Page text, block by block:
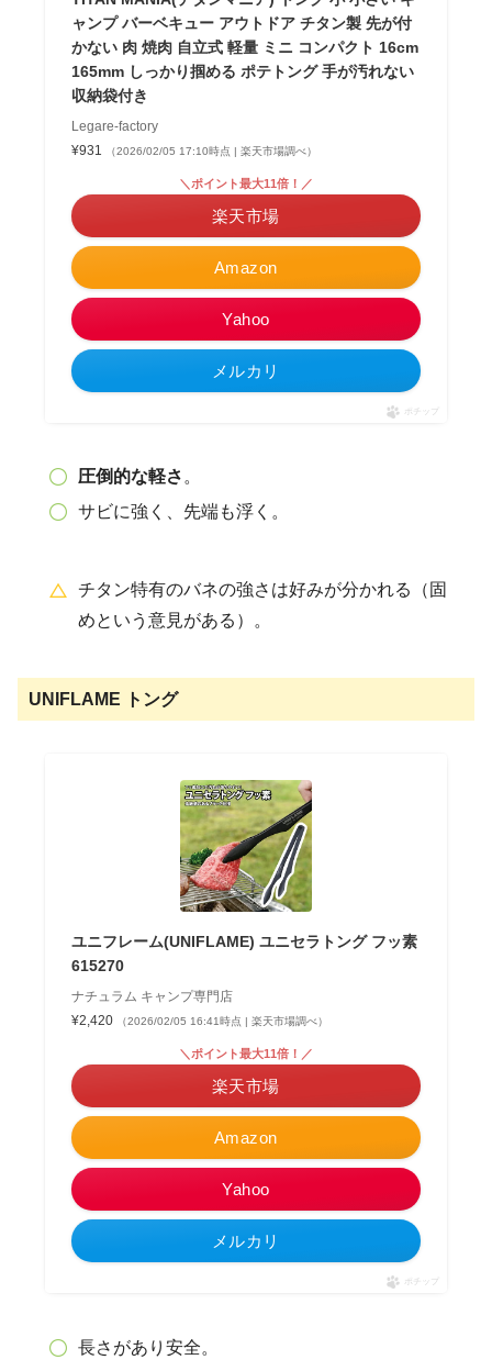
ャンプ バーベキュー アウトドア チタン製 先が付
かない 肉 焼肉 自立式 軽量 ミニ コンパクト 16cm
165mm しっかり掴める ポテトング 手が汚れない
収納袋付き
Legare-factory
¥931
（2026/02/05 17:10時点 | 楽天市場調べ）
Amazon
＼ポイント最大11倍！／
楽天市場
Yahoo
メルカリ
ポチップ
圧倒的な軽さ。
サビに強く、先端も浮く。
チタン特有のバネの強さは好みが分かれる（固
めという意見がある）。
UNIFLAME トング
ユニフレーム(UNIFLAME) ユニセラトング フッ素
615270
ナチュラム キャンプ専門店
¥2,420
（2026/02/05 16:41時点 | 楽天市場調べ）
Amazon
＼ポイント最大11倍！／
楽天市場
Yahoo
メルカリ
ポチップ
長さがあり安全。